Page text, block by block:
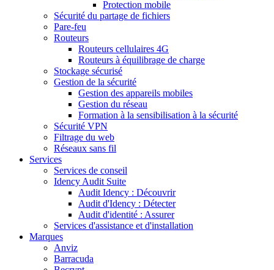
Protection mobile
Sécurité du partage de fichiers
Pare-feu
Routeurs
Routeurs cellulaires 4G
Routeurs à équilibrage de charge
Stockage sécurisé
Gestion de la sécurité
Gestion des appareils mobiles
Gestion du réseau
Formation à la sensibilisation à la sécurité
Sécurité VPN
Filtrage du web
Réseaux sans fil
Services
Services de conseil
Idency Audit Suite
Audit Idency : Découvrir
Audit d'Idency : Détecter
Audit d'identité : Assurer
Services d'assistance et d'installation
Marques
Anviz
Barracuda